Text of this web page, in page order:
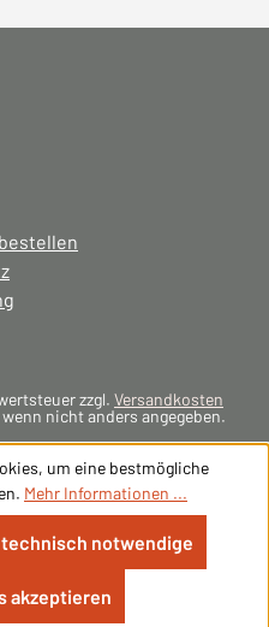
zzgl. Versandkosten
nicht anders angegeben.
um eine bestmögliche
Mehr Informationen ...
technisch notwendige
akzeptieren